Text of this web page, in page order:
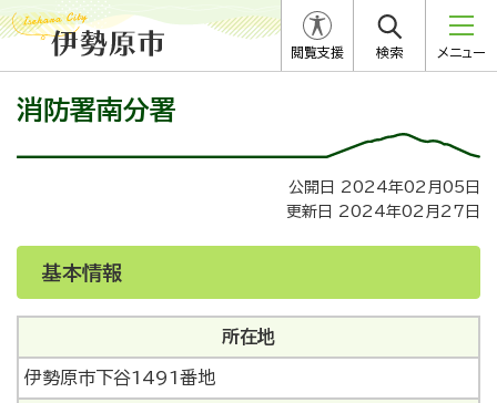
閲覧支援 検索 メニュー
消防署南分署
公開日 2024年02月05日
更新日 2024年02月27日
基本情報
所在地
伊勢原市下谷1491番地